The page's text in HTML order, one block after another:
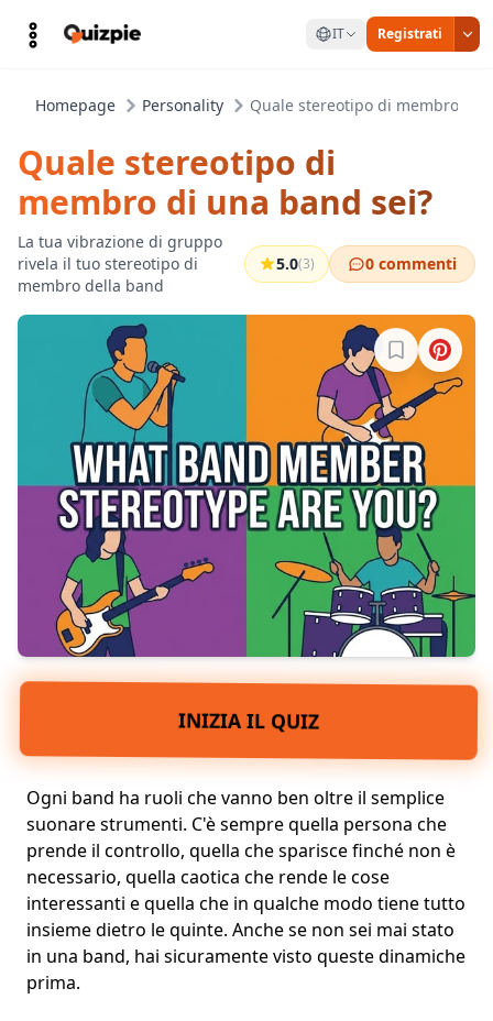
IT Registrati
Homepage Personality Quale stereotipo di membro di
Quale stereotipo di
membro di una band sei?
La tua vibrazione di gruppo
rivela il tuo stereotipo di
membro della band
5.0(3) 0 commenti
Accedi per
INIZIA IL QUIZ
Ogni band ha ruoli che vanno ben oltre il semplice
suonare strumenti. C'è sempre quella persona che
prende il controllo, quella che sparisce finché non è
necessario, quella caotica che rende le cose
interessanti e quella che in qualche modo tiene tutto
insieme dietro le quinte. Anche se non sei mai stato
in una band, hai sicuramente visto queste dinamiche
prima.